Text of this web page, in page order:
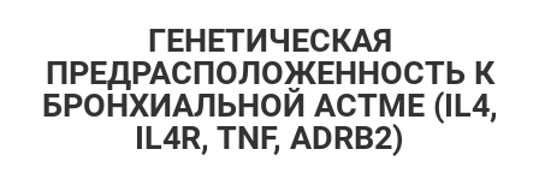
ГЕНЕТИЧЕСКАЯ
ПРЕДРАСПОЛОЖЕННОСТЬ К
БРОНХИАЛЬНОЙ АСТМЕ (IL4,
IL4R, TNF, ADRB2)